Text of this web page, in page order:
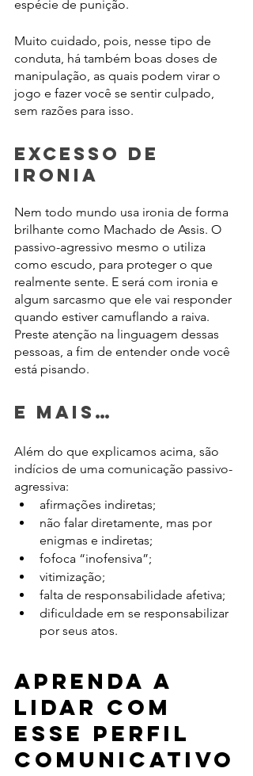
espécie de punição.
Muito cuidado, pois, nesse tipo de
conduta, há também boas doses de
manipulação, as quais podem virar o
jogo e fazer você se sentir culpado,
sem razões para isso.
Excesso de
ironia
Nem todo mundo usa ironia de forma
brilhante como Machado de Assis. O
passivo-agressivo mesmo o utiliza
como escudo, para proteger o que
realmente sente. E será com ironia e
algum sarcasmo que ele vai responder
quando estiver camuflando a raiva.
Preste atenção na linguagem dessas
pessoas, a fim de entender onde você
está pisando.
E mais…
Além do que explicamos acima, são
indícios de uma comunicação passivo-
agressiva:
afirmações indiretas;
não falar diretamente, mas por
enigmas e indiretas;
fofoca “inofensiva”;
vitimização;
falta de responsabilidade afetiva;
dificuldade em se responsabilizar
por seus atos.
Aprenda a
lidar com
esse perfil
comunicativo